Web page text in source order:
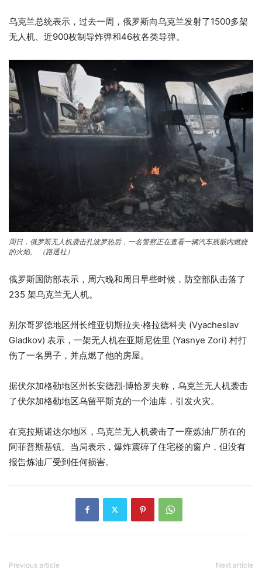
乌克兰总统表示，过去一周，俄罗斯向乌克兰发射了1500多架
无人机、近900枚制导炸弹和46枚各类导弹。
周日，俄罗斯无人机袭击扎波罗热后，一名警察正在查看一辆汽车残骸内燃烧
的火焰。
（路透社）
俄罗斯国防部表示，周六晚和周日早些时候，防空部队击落了
235 架乌克兰无人机。
别尔哥罗德地区州长维亚切斯拉夫·格拉德科夫 (Vyacheslav
Gladkov) 表示，一架无人机在亚斯尼佐里 (Yasnye Zori) 村打
伤了一名男子，并点燃了他的房屋。
据伏尔加格勒地区州长安德烈·博恰罗夫称，乌克兰无人机袭击
了伏尔加格勒地区乌留平斯克的一个油库，引发火灾。
在克拉斯诺达尔地区，乌克兰无人机袭击了一座炼油厂所在的
阿菲普斯基镇。当局表示，爆炸震碎了住宅楼的窗户，但没有
报告炼油厂受到任何损害。
Previous article Next article